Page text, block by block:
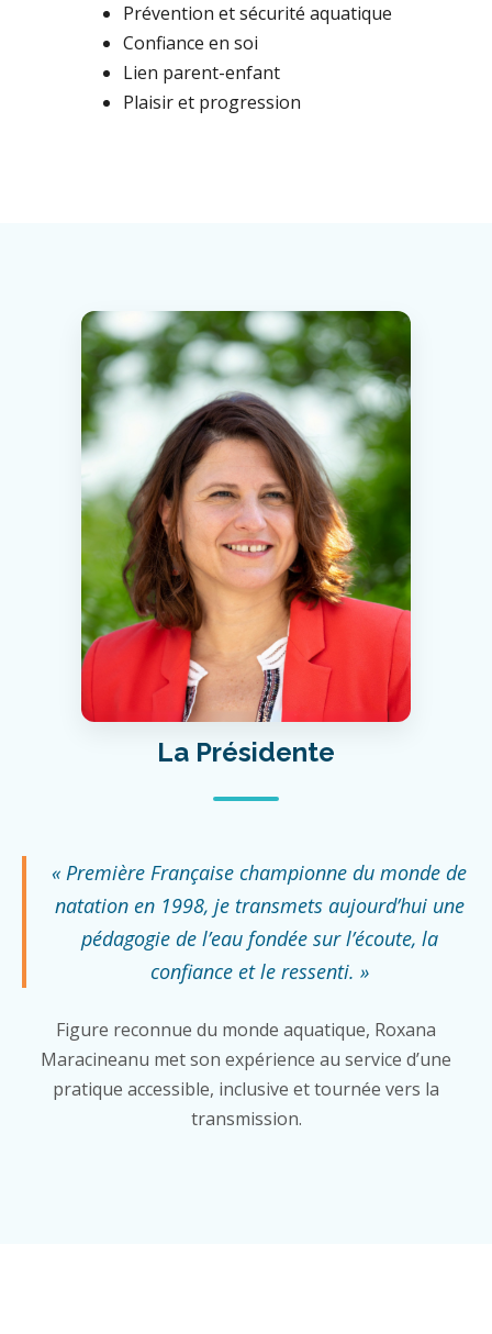
Prévention et sécurité aquatique
Confiance en soi
Lien parent-enfant
Plaisir et progression
La Présidente
« Première Française championne du monde de
natation en 1998, je transmets aujourd’hui une
pédagogie de l’eau fondée sur l’écoute, la
confiance et le ressenti. »
Figure reconnue du monde aquatique, Roxana
Maracineanu met son expérience au service d’une
pratique accessible, inclusive et tournée vers la
transmission.